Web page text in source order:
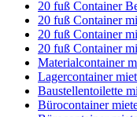
20 fuß Container
20 fuß Container
20 fuß Container
20 fuß Container
Materialcontainer
Lagercontainer
Baustellentoilette
Bürocontainer